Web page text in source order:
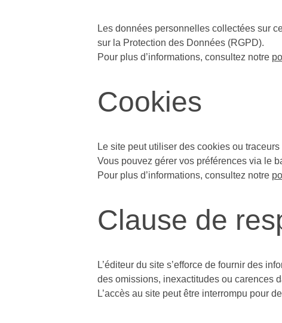
Les données personnelles collectées sur
sur la Protection des Données (RGPD).
Pour plus d’informations, consultez notre
Cookies
Le site peut utiliser des cookies ou
Vous pouvez gérer vos préférences via le
Pour plus d’informations, consultez notre
Clause de
L’éditeur du site s’efforce de fournir des
des omissions, inexactitudes ou carences
L’accès au site peut être interrompu pour